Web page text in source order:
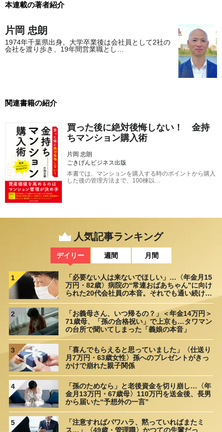
本連載の著者紹介
片岡 忠朗
1974年千葉県出身。大学卒業後は会社員として2社の
会社を渡り歩き、19年間営業職とし…
関連書籍の紹介
買った後に絶対後悔しない！ 金持
ちマンション購入術
片岡 忠朗
ごきげんビジネス出版
本書では、マンションを購入する時のポイントから購入
した後の管理方法まで、100棟以…
人気記事ランキング
デイリー 週間 月間
1
「必要ない人は来ないでほしい」…〈年金月15
万円・82歳〉病院の“常連おばあちゃん”に向け
られた20代会社員の本音。それでも通い続ける
理由
2
「お義母さん、いつ帰るの？」＜年金14万円＞
71歳母、「孫の合格祝い」で上京も…タワマン
の台所で聞いてしまった「義娘の本音」
3
「喜んでもらえると思っていました」〈仕送り
月7万円・63歳女性〉孫へのプレゼントがきっ
かけで崩れた親子関係
4
「孫のためなら」と老後資金を切り崩し…〈年
金月13万円・67歳母〉110万円を送金後、長男
から届いた“予想外の一言”
5
「注意すればパワハラ、黙っていればまたミ
ス…」〈49歳・管理職〉かつての先輩だっ